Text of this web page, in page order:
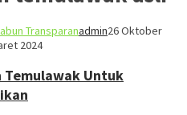
Transparanadmin26 Oktober
2024
Temulawak Untuk